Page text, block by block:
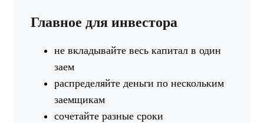
Главное для инвестора
не вкладывайте весь капитал в один
заем
распределяйте деньги по нескольким
заемщикам
сочетайте разные сроки